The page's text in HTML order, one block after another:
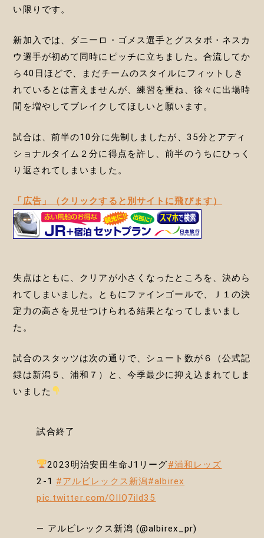
い限りです。
新加入では、ダニーロ・ゴメス選手とグスタボ・ネスカ
ウ選手が初めて同時にピッチに立ちました。合流してか
ら40日ほどで、まだチームのスタイルにフィットしき
れているとは言えませんが、練習を重ね、徐々に出場時
間を増やしてブレイクしてほしいと願います。
試合は、前半の10分に先制しましたが、35分とアディ
ショナルタイム２分に得点を許し、前半のうちにひっく
り返されてしまいました。
「広告」（クリックすると別サイトに飛びます）
失点はともに、クリアが小さくなったところを、決めら
れてしまいました。ともにファインゴールで、Ｊ１の決
定力の高さを見せつけられる結果となってしまいまし
た。
試合のスタッツは次の通りで、シュート数が６（公式記
録は新潟５、浦和７）と、今季最少に抑え込まれてしま
いました
試合終了
2023明治安田生命J1リーグ#浦和レッズ
2-1 #アルビレックス新潟#albirex
pic.twitter.com/OIlQ7ild35
— アルビレックス新潟 (@albirex_pr)